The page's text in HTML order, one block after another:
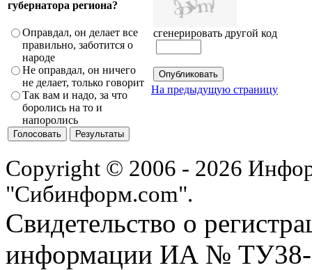
губернатора региона?
Оправдал, он делает все
правильно, заботится о
народе
Не оправдал, он ничего
не делает, только говорит
Так вам и надо, за что
боролись на то и
напоролись
сгенерировать другой код
На предыдущую страницу
Copyright © 2006 - 2026
"Сибинформ.com".
Свидетельство о
информации ИА № ТУ38-